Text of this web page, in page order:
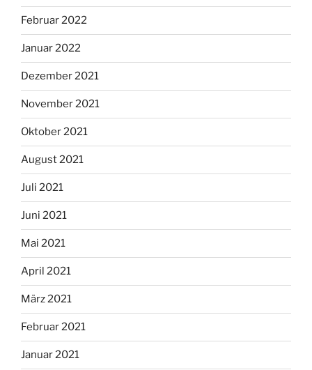
Februar 2022
Januar 2022
Dezember 2021
November 2021
Oktober 2021
August 2021
Juli 2021
Juni 2021
Mai 2021
April 2021
März 2021
Februar 2021
Januar 2021